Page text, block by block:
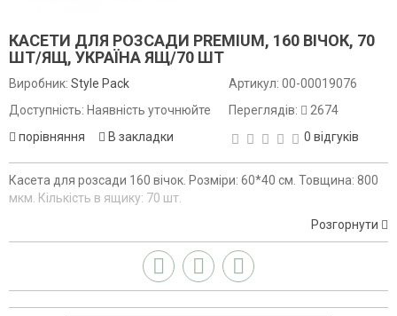
КАСЕТИ ДЛЯ РОЗСАДИ PREMIUM, 160 ВІЧОК, 70
ШТ/ЯЩ, УКРАЇНА ЯЩ/70 ШТ
Виробник: Style Pack
Доступність: Наявність уточнюйте
порівняння
В закладки
Артикул: 00-00019076
Переглядів:
2674
0 відгуків
Касета для розсади 160 вічок. Розміри: 60*40 см. Товщина: 800
мкм. Кількість в ящику: 70 шт.
Розгорнути